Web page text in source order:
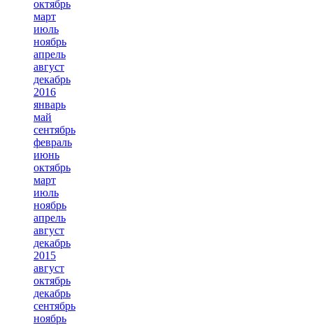
октябрь
март
июль
ноябрь
апрель
август
декабрь
2016
январь
май
сентябрь
февраль
июнь
октябрь
март
июль
ноябрь
апрель
август
декабрь
2015
август
октябрь
декабрь
сентябрь
ноябрь